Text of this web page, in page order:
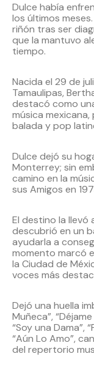
Dulce había
los últimos
riñón tras ser
que la mantuvo
tiempo.
Nacida el 29 de
Tamaulipas,
destacó como
música
balada y pop
Dulce dejó su
Monterrey; sin
camino en la
sus Amigos en
El destino la llevó
descubrió en un
ayudarla a
momento marcó
la Ciudad de
voces más
Dejó una huella
Muñeca”,
“Soy una Dama”,
“Aún Lo Amo”,
del repertorio